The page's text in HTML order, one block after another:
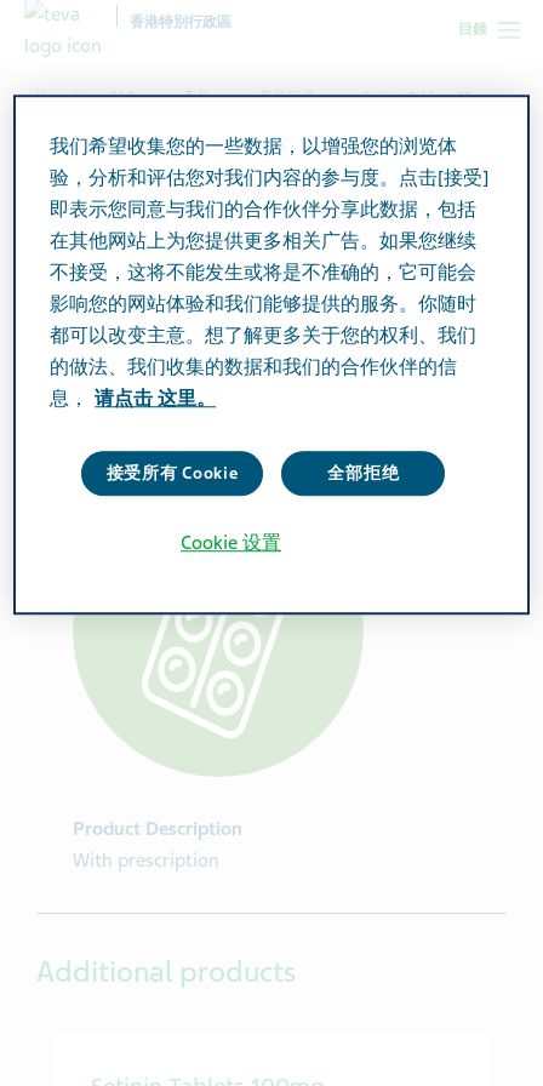
目錄
香港特別行政區
Hong Kong SAR 產品 产品目录 Setinin Tablets 25mg
Setinin Tablets 25mg
Active Ingredient
Quetiapine 25mg
Additional Info
Tablet
Product Description
With prescription
Additional products
我们希望收集您的一些数据，以增强您的浏览体
验，分析和评估您对我们内容的参与度。点击[接受]
即表示您同意与我们的合作伙伴分享此数据，包括
在其他网站上为您提供更多相关广告。如果您继续
不接受，这将不能发生或将是不准确的，它可能会
影响您的网站体验和我们能够提供的服务。你随时
都可以改变主意。想了解更多关于您的权利、我们
的做法、我们收集的数据和我们的合作伙伴的信
息，
请点击 这里。
接受所有 Cookie 全部拒绝
Cookie 设置